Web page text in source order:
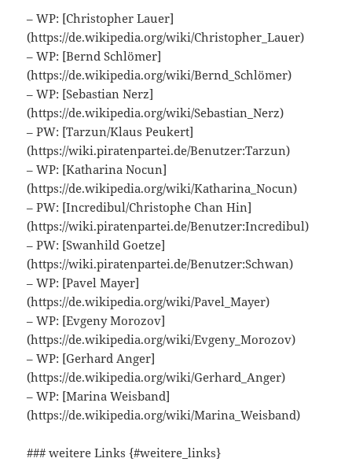
– WP: [Christopher Lauer]
(https://de.wikipedia.org/wiki/Christopher_Lauer)
– WP: [Bernd Schlömer]
(https://de.wikipedia.org/wiki/Bernd_Schlömer)
– WP: [Sebastian Nerz]
(https://de.wikipedia.org/wiki/Sebastian_Nerz)
– PW: [Tarzun/Klaus Peukert]
(https://wiki.piratenpartei.de/Benutzer:Tarzun)
– WP: [Katharina Nocun]
(https://de.wikipedia.org/wiki/Katharina_Nocun)
– PW: [Incredibul/Christophe Chan Hin]
(https://wiki.piratenpartei.de/Benutzer:Incredibul)
– PW: [Swanhild Goetze]
(https://wiki.piratenpartei.de/Benutzer:Schwan)
– WP: [Pavel Mayer]
(https://de.wikipedia.org/wiki/Pavel_Mayer)
– WP: [Evgeny Morozov]
(https://de.wikipedia.org/wiki/Evgeny_Morozov)
– WP: [Gerhard Anger]
(https://de.wikipedia.org/wiki/Gerhard_Anger)
– WP: [Marina Weisband]
(https://de.wikipedia.org/wiki/Marina_Weisband)
### weitere Links {#weitere_links}